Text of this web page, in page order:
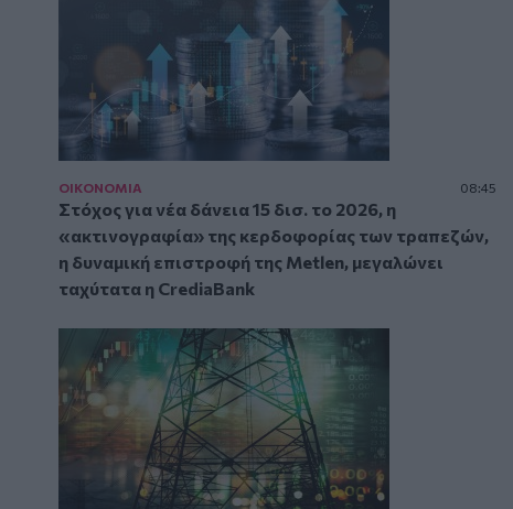
ΟΙΚΟΝΟΜΙΑ 08:45
Στόχος για νέα δάνεια 15 δισ. το 2026, η
«ακτινογραφία» της κερδοφορίας των τραπεζών,
η δυναμική επιστροφή της Metlen, μεγαλώνει
ταχύτατα η CrediaBank